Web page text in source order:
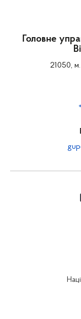
Головне
21050, м.